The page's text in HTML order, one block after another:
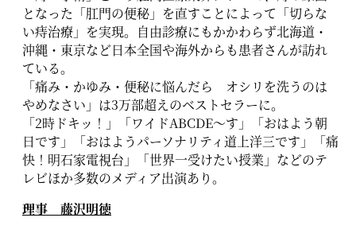
となった「肛門の便秘」を直すことによって「切らな
い痔治療」を実現。自由診療にもかかわらず北海道・
沖縄・東京など日本全国や海外からも患者さんが訪れ
ている。
「痛み・かゆみ・便秘に悩んだら オシリを洗うのは
やめなさい」は3万部超えのベストセラーに。
「2時ドキッ！」「ワイドABCDE〜す」「おはよう朝
日です」「おはようパーソナリティ道上洋三です」「痛
快！明石家電視台」「世界一受けたい授業」などのテ
レビほか多数のメディア出演あり。
理事 藤沢明徳